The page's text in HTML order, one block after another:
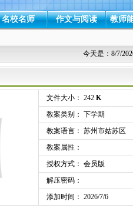
名校名师 作文与阅读 教师
今天是：8/7/
文件大小： 242 K
教案类别： 下学期
教案语言： 苏州市姑苏区
教案属性：
授权方式： 会员版
解压密码：
添加时间： 2026/7/6